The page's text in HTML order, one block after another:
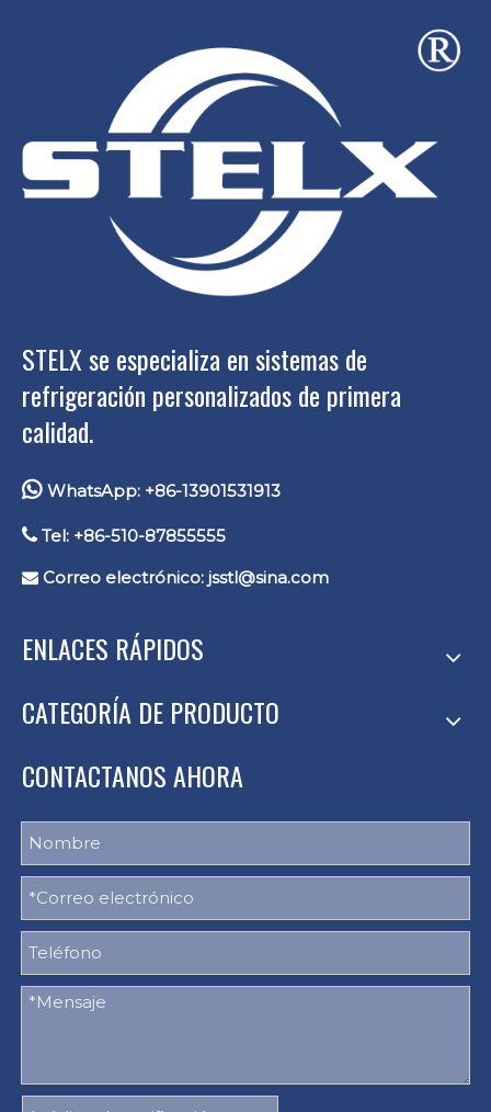
STELX se especializa en sistemas de
refrigeración personalizados de primera
calidad.
 WhatsApp: +86-13901531913
 Tel: +86-510-87855555
 Correo electrónico: jsstl@sina.com
ENLACES RÁPIDOS
CATEGORÍA DE PRODUCTO
CONTACTANOS AHORA